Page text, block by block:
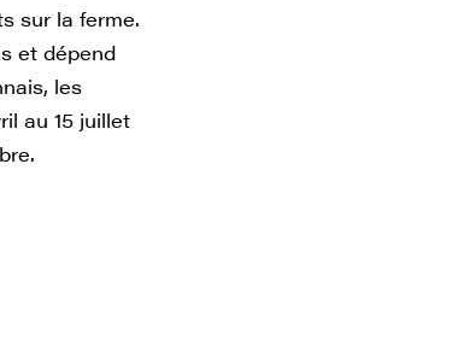
sur la ferme.
et dépend
les
au 15 juillet